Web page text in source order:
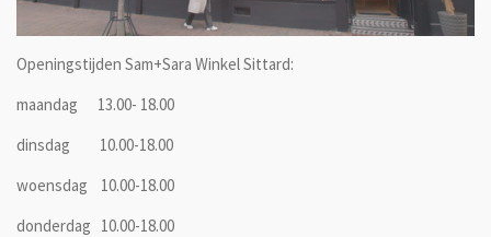
Openingstijden Sam+Sara Winkel Sittard:
maandag 13.00- 18.00
dinsdag 10.00-18.00
woensdag 10.00-18.00
donderdag 10.00-18.00